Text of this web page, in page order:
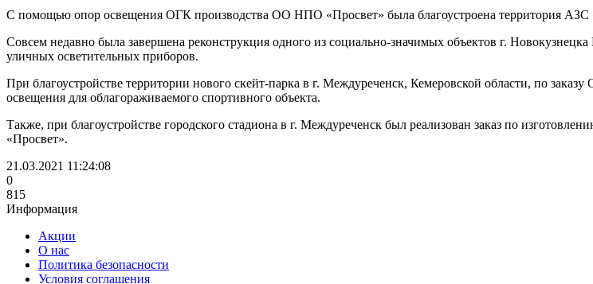
С помощью опор освещения ОГК производства ОО НПО «Просвет» была благоустроена территория АЗС
Совсем недавно была завершена реконструкция одного из социально-значимых объектов г.
уличных осветительных приборов.
При благоустройстве территории нового скейт-парка в г. Междуреченск, Кемеровской области, по
освещения для облагораживаемого спортивного объекта.
Также, при благоустройстве городского стадиона в г. Междуреченск был реализован заказ по
«Просвет».
21.03.2021 11:24:08
0
815
Информация
Акции
О нас
Политика безопасности
Условия соглашения